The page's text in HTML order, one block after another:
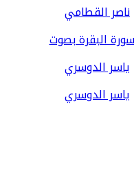
ناصر القطامي
ياسر الدوسري